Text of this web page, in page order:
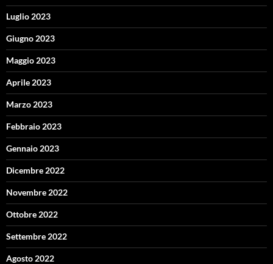
Luglio 2023
Giugno 2023
Maggio 2023
Aprile 2023
Marzo 2023
Febbraio 2023
Gennaio 2023
Dicembre 2022
Novembre 2022
Ottobre 2022
Settembre 2022
Agosto 2022